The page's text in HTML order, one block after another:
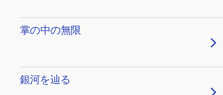
掌の中の無限
銀河を辿る